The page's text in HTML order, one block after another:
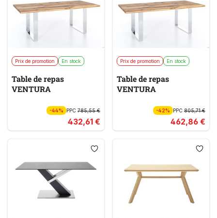
Prix de promotion En stock
Table de repas
VENTURA
-44% PPC 785,55 €
432,61 €
Prix de promotion En stock
Table de repas
VENTURA
-42% PPC805,71 €
462,86 €